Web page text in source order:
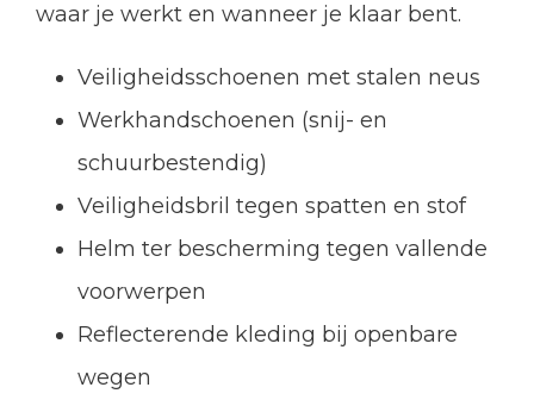
waar je werkt en wanneer je klaar bent.
Veiligheidsschoenen met stalen neus
Werkhandschoenen (snij- en
schuurbestendig)
Veiligheidsbril tegen spatten en stof
Helm ter bescherming tegen vallende
voorwerpen
Reflecterende kleding bij openbare
wegen